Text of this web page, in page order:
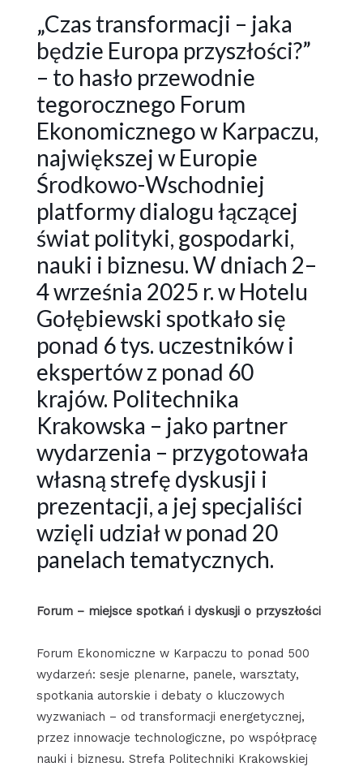
„Czas transformacji – jaka
będzie Europa przyszłości?”
– to hasło przewodnie
tegorocznego Forum
Ekonomicznego w Karpaczu,
największej w Europie
Środkowo-Wschodniej
platformy dialogu łączącej
świat polityki, gospodarki,
nauki i biznesu. W dniach 2–
4 września 2025 r. w Hotelu
Gołębiewski spotkało się
ponad 6 tys. uczestników i
ekspertów z ponad 60
krajów. Politechnika
Krakowska – jako partner
wydarzenia – przygotowała
własną strefę dyskusji i
prezentacji, a jej specjaliści
wzięli udział w ponad 20
panelach tematycznych.
Forum – miejsce spotkań i dyskusji o przyszłości
Forum Ekonomiczne w Karpaczu to ponad 500
wydarzeń: sesje plenarne, panele, warsztaty,
spotkania autorskie i debaty o kluczowych
wyzwaniach – od transformacji energetycznej,
przez innowacje technologiczne, po współpracę
nauki i biznesu. Strefa Politechniki Krakowskiej